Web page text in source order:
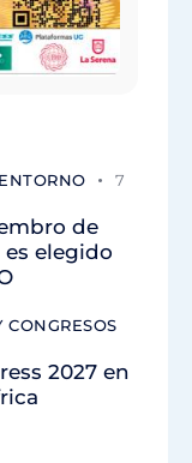
7
de
es elegido
CONGRESOS
2027 en